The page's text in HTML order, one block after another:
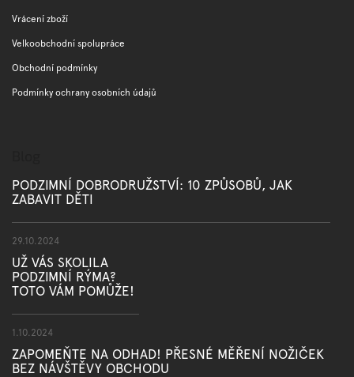
Vrácení zboží
Velkoobchodní spolupráce
Obchodní podmínky
Podmínky ochrany osobních údajů
PODZIMNÍ DOBRODRUŽSTVÍ: 10 ZPŮSOBŮ, JAK
ZABAVIT DĚTI
29.10.2024
UŽ VÁS SKOLILA
PODZIMNÍ RÝMA?
TOTO VÁM POMŮŽE!
1.10.2024
ZAPOMEŇTE NA ODHAD! PŘESNÉ MĚŘENÍ NOŽIČEK
BEZ NÁVŠTĚVY OBCHODU